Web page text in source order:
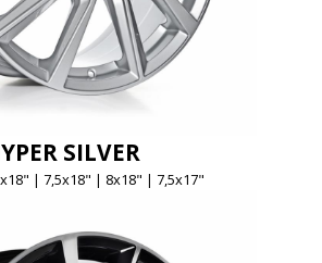
SILVER
| 7,5x18" | 8x18" | 7,5x17"